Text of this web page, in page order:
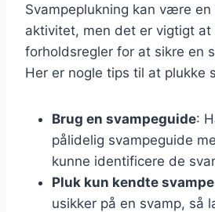
Svampeplukning kan være en
aktivitet, men det er vigtigt at
forholdsregler for at sikre en
Her er nogle tips til at plukke
Brug en svampeguide:
pålidelig svampeguide
kunne identificere de
Pluk kun kendte svampe
usikker på en svamp, så